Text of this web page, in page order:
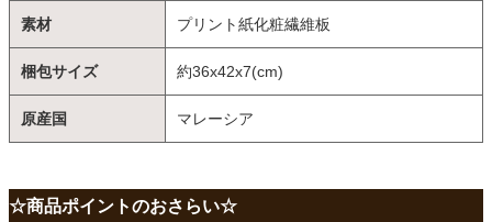
素材 プリント紙化粧繊維板
梱包サイズ 約36x42x7(cm)
原産国 マレーシア
☆商品ポイントのおさらい☆